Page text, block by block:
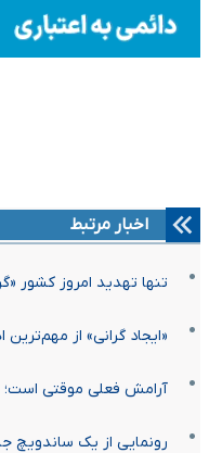
اخبار مرتبط
تنها تهدید امروز کشور
«ایجاد گرانی» از
آرامش فعلی موقتی است؛
رونمایی از یک ساندویچ